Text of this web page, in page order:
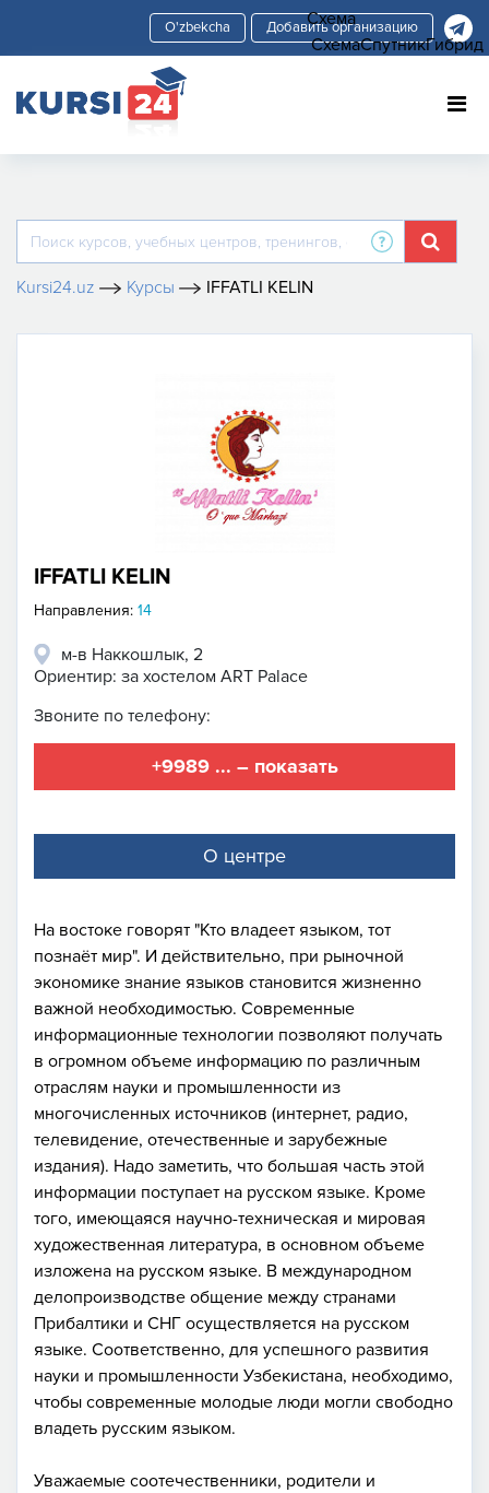
Добавить организацию
Kursi24.uz Курсы IFFATLI KELIN
IFFATLI KELIN
Направления: 14
м-в Наккошлык, 2
Ориентир: за хостелом ART Palace
Звоните по телефону:
+9989 ... – показать
О центре
На востоке говорят "Кто владеет языком, тот
познаёт мир". И действительно, при рыночной
экономике знание языков становится жизненно
важной необходимостью. Современные
информационные технологии позволяют получать
в огромном объеме информацию по различным
отраслям науки и промышленности из
многочисленных источников (интернет, радио,
телевидение, отечественные и зарубежные
издания). Надо заметить, что большая часть этой
информации поступает на русском языке. Кроме
того, имеющаяся научно-техническая и мировая
художественная литература, в основном объеме
изложена на русском языке. В международном
делопроизводстве общение между странами
Прибалтики и СНГ осуществляется на русском
языке. Соответственно, для успешного развития
науки и промышленности Узбекистана, необходимо,
чтобы современные молодые люди могли свободно
владеть русским языком.
Уважаемые соотечественники, родители и
Схема
СхемаСпутникГибрид